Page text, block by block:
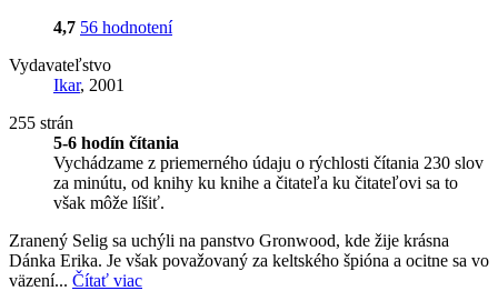
4,7 56 hodnotení
Vydavateľstvo
Ikar, 2001
255 strán
5-6 hodín čítania
Vychádzame z priemerného údaju o rýchlosti čítania 230 slov
za minútu, od knihy ku knihe a čitateľa ku čitateľovi sa to
však môže líšiť.
Zranený Selig sa uchýli na panstvo Gronwood, kde žije krásna
Dánka Erika. Je však považovaný za keltského špióna a ocitne sa vo
väzení... Čítať viac